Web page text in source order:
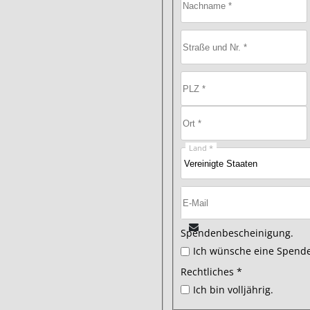
Land *
Spendenbescheinigung.
Ich wünsche eine
Rechtliches *
Ich bin volljährig.